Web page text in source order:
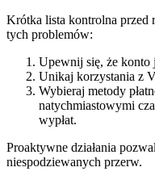
Krótka lista kontrolna przed
tych problemów:
Upewnij się, że konto
Unikaj korzystania z
Wybieraj metody
natychmiastowymi
wypłat.
Proaktywne działania
niespodziewanych przerw.